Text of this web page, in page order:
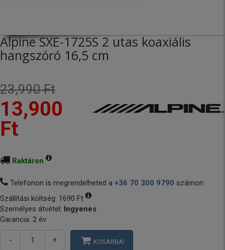
Alpine SXE-1725S 2 utas koaxiális
hangszóró 16,5 cm
23,990 Ft
13,900
Ft
Raktáron
Telefonon is megrendelheted a +36 70 300 9790 számon
Szállítási költség: 1690 Ft
Személyes átvétel: Ingyenes
Garancia: 2 év
- + KOSÁRBA!